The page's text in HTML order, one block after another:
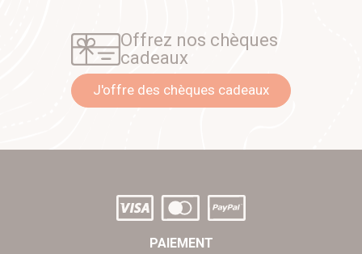
Offrez nos chèques
cadeaux
J'offre des chèques cadeaux
PAIEMENT